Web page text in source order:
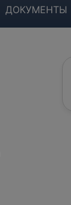
ДОКУМЕНТЫ